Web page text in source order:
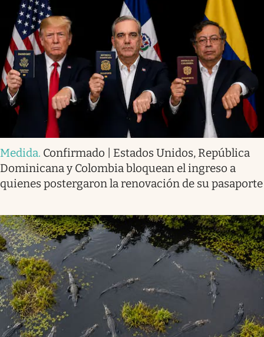
Medida. Confirmado | Estados Unidos, República
Dominicana y Colombia bloquean el ingreso a
quienes postergaron la renovación de su pasaporte